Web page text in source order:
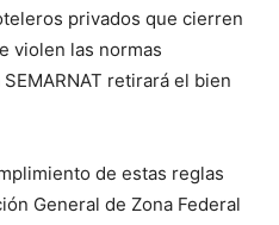
privados que cierren
violen las normas
retirará el bien
de estas reglas
General de Zona Federal